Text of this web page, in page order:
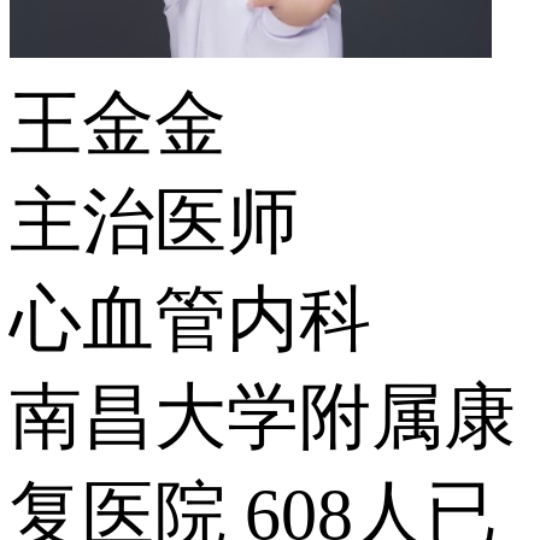
王金金
主治医师
心血管内科
南昌大学附属康
复医院 608人已